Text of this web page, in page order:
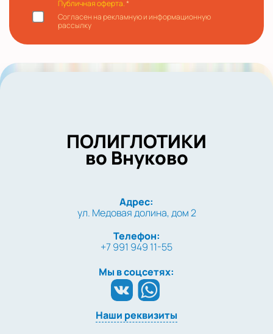
Публичная оферта.*
Согласен на рекламную и информационную
рассылку
ПОЛИГЛОТИКИ
во Внуково
Адрес:
ул. Медовая долина, дом 2
Телефон:
+7 991 949 11-55
Мы в соцсетях:
Наши реквизиты